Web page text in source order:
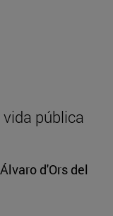
pública
d'Ors del